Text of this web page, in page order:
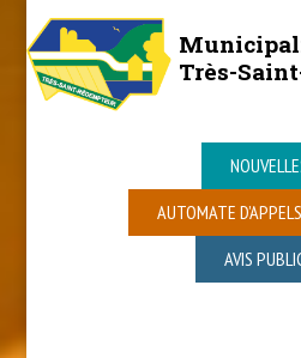
Très-
AUTOMATE
AVIS